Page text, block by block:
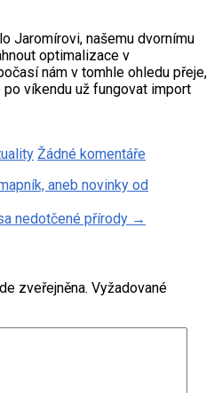
Jaromírovi, našemu dvornímu
optimalizace v
nám v tomhle ohledu přeje,
víkendu už fungovat import
Žádné komentáře
aneb novinky od
nedotčené přírody →
zveřejněna. Vyžadované